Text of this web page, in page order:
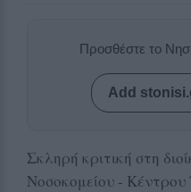
Προσθέστε το
Add
Σκληρή κριτική στη
Νοσοκομείου - Κέντρου